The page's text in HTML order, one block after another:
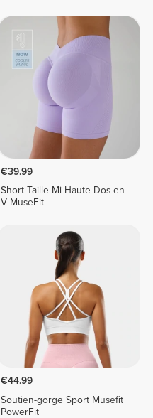
€39.99
Short Taille Mi-Haute Dos en
V MuseFit
€44.99
Soutien-gorge Sport Musefit
PowerFit